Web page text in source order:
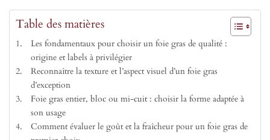
Table des matières
Les fondamentaux pour choisir un foie gras de qualité :
origine et labels à privilégier
Reconnaître la texture et l’aspect visuel d’un foie gras
d’exception
Foie gras entier, bloc ou mi-cuit : choisir la forme adaptée à
son usage
Comment évaluer le goût et la fraîcheur pour un foie gras de